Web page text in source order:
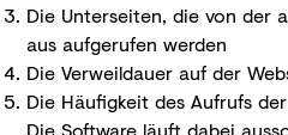
Die Unterseiten, die von der
aus aufgerufen werden
Die Verweildauer auf der
Die Häufigkeit des Aufrufs